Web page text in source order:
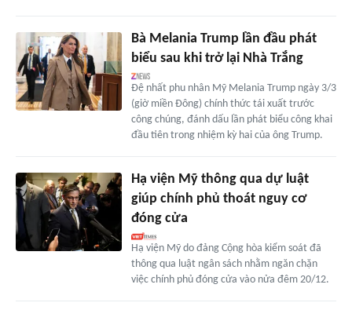
Bà Melania Trump lần đầu phát
biểu sau khi trở lại Nhà Trắng
Đệ nhất phu nhân Mỹ Melania Trump ngày 3/3
(giờ miền Đông) chính thức tái xuất trước
công chúng, đánh dấu lần phát biểu công khai
đầu tiên trong nhiệm kỳ hai của ông Trump.
Hạ viện Mỹ thông qua dự luật
giúp chính phủ thoát nguy cơ
đóng cửa
Hạ viện Mỹ do đảng Cộng hòa kiểm soát đã
thông qua luật ngân sách nhằm ngăn chặn
việc chính phủ đóng cửa vào nửa đêm 20/12.